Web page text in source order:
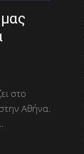
στο
Αθήνα.